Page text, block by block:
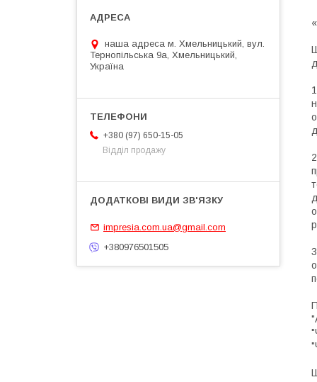
наша адреса м. Хмельницький, вул.
Тернопільська 9а, Хмельницький,
Україна
+380 (97) 650-15-05
Відділ продажу
impresia.com.ua@gmail.com
+380976501505